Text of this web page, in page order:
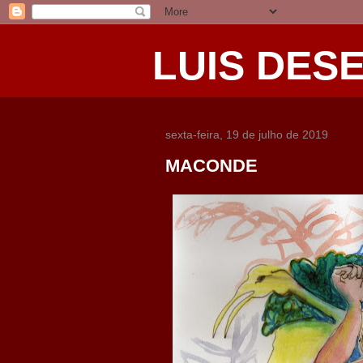
LUIS
sexta-feira, 19 de julho de 2019
MACONDE